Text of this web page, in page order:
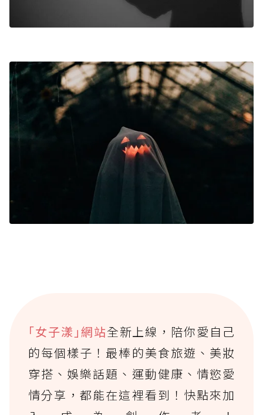
｢女子漾｣網站全新上線，陪你愛自己
的每個樣子！最棒的美食旅遊、美妝
穿搭、娛樂話題、運動健康、情慾愛
情分享，都能在這裡看到！快點來加